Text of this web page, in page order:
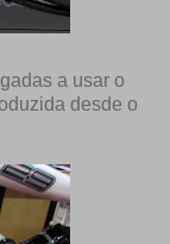
a usar o
desde o